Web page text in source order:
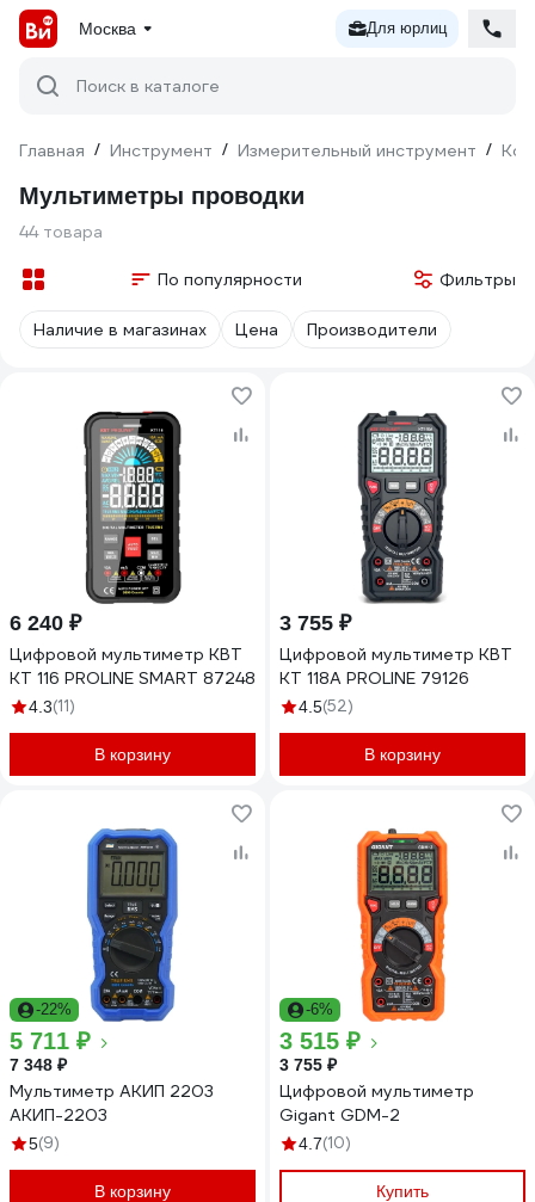
Москва Для юрлиц
Поиск в каталоге
Главная / Инструмент / Измерительный инструмент /
Мультиметры проводки
44 товара
По популярности Фильтры
Наличие в магазинах Цена Производители
6 240 ₽
Цифровой мультиметр КВТ
KT 116 PROLINE SMART 87248
4.3(11)
В корзину
3 755 ₽
Цифровой мультиметр КВТ
KT 118A PROLINE 79126
4.5(52)
В корзину
-22%
5 711 ₽
7 348 ₽
Мультиметр АКИП 2203
АКИП-2203
5(9)
В корзину
-6%
3 515 ₽
3 755 ₽
Цифровой мультиметр
Gigant GDM-2
4.7(10)
Купить